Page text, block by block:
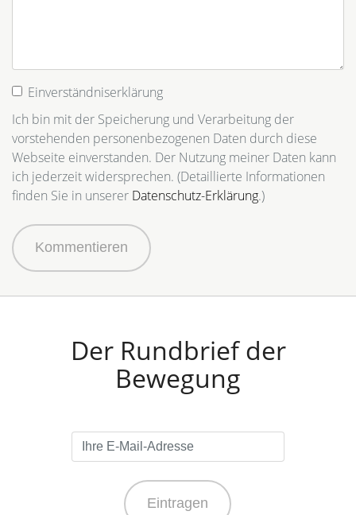
Einverständniserklärung
Ich bin mit der Speicherung und Verarbeitung der
vorstehenden personenbezogenen Daten durch diese
Webseite einverstanden. Der Nutzung meiner Daten kann
ich jederzeit widersprechen. (Detaillierte Informationen
finden Sie in unserer Datenschutz-Erklärung.)
Kommentieren
Der Rundbrief der
Bewegung
Eintragen